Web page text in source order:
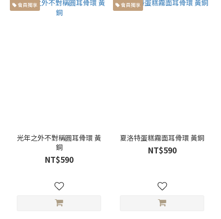
會員獨享
光年之外不對稱圓耳骨環 黃
銅
NT$590
會員獨享
夏洛特蛋糕霧面耳骨環 黃銅
NT$590